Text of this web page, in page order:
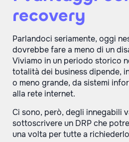
recovery
Parlandoci seriamente, oggi
dovrebbe fare a meno di un
Viviamo in un periodo storico
totalità dei business dipende,
o meno grande, da sistemi
alla rete internet.
Ci sono, però, degli innegabili
sottoscrivere un DRP che
una volta per tutte a